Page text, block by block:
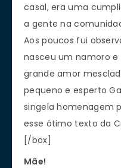
casal, era uma
a gente na
Aos poucos fui
nasceu um namoro e
grande amor
pequeno e esperto
singela homenagem
esse ótimo texto da
[/box]
Mãe!